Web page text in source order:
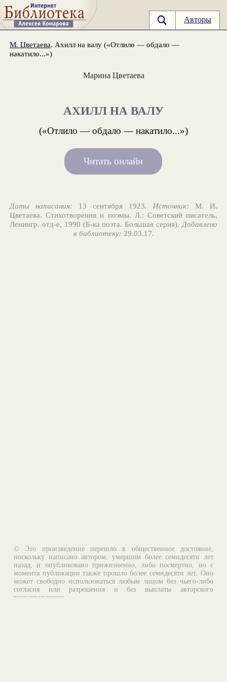
Авторы
М. Цветаева. Ахилл на валу («Отлило — обдало —
накатило...»)
Марина Цветаева
АХИЛЛ НА ВАЛУ
(«Отлило — обдало — накатило...»)
Читать онлайн
Даты написания: 13 сентября 1923. Источник: М. И.
Цветаева. Стихотворения и поэмы. Л.: Советский писатель,
Ленингр. отд-е, 1990 (Б-ка поэта. Большая серия). Добавлено
в библиотеку: 29.03.17.
© Это произведение перешло в общественное достояние,
поскольку написано автором, умершим более семидесяти лет
назад, и опубликовано прижизненно, либо посмертно, но с
момента публикации также прошло более семидесяти лет. Оно
может свободно использоваться любым лицом без чьего-либо
согласия или разрешения и без выплаты авторского
вознаграждения.